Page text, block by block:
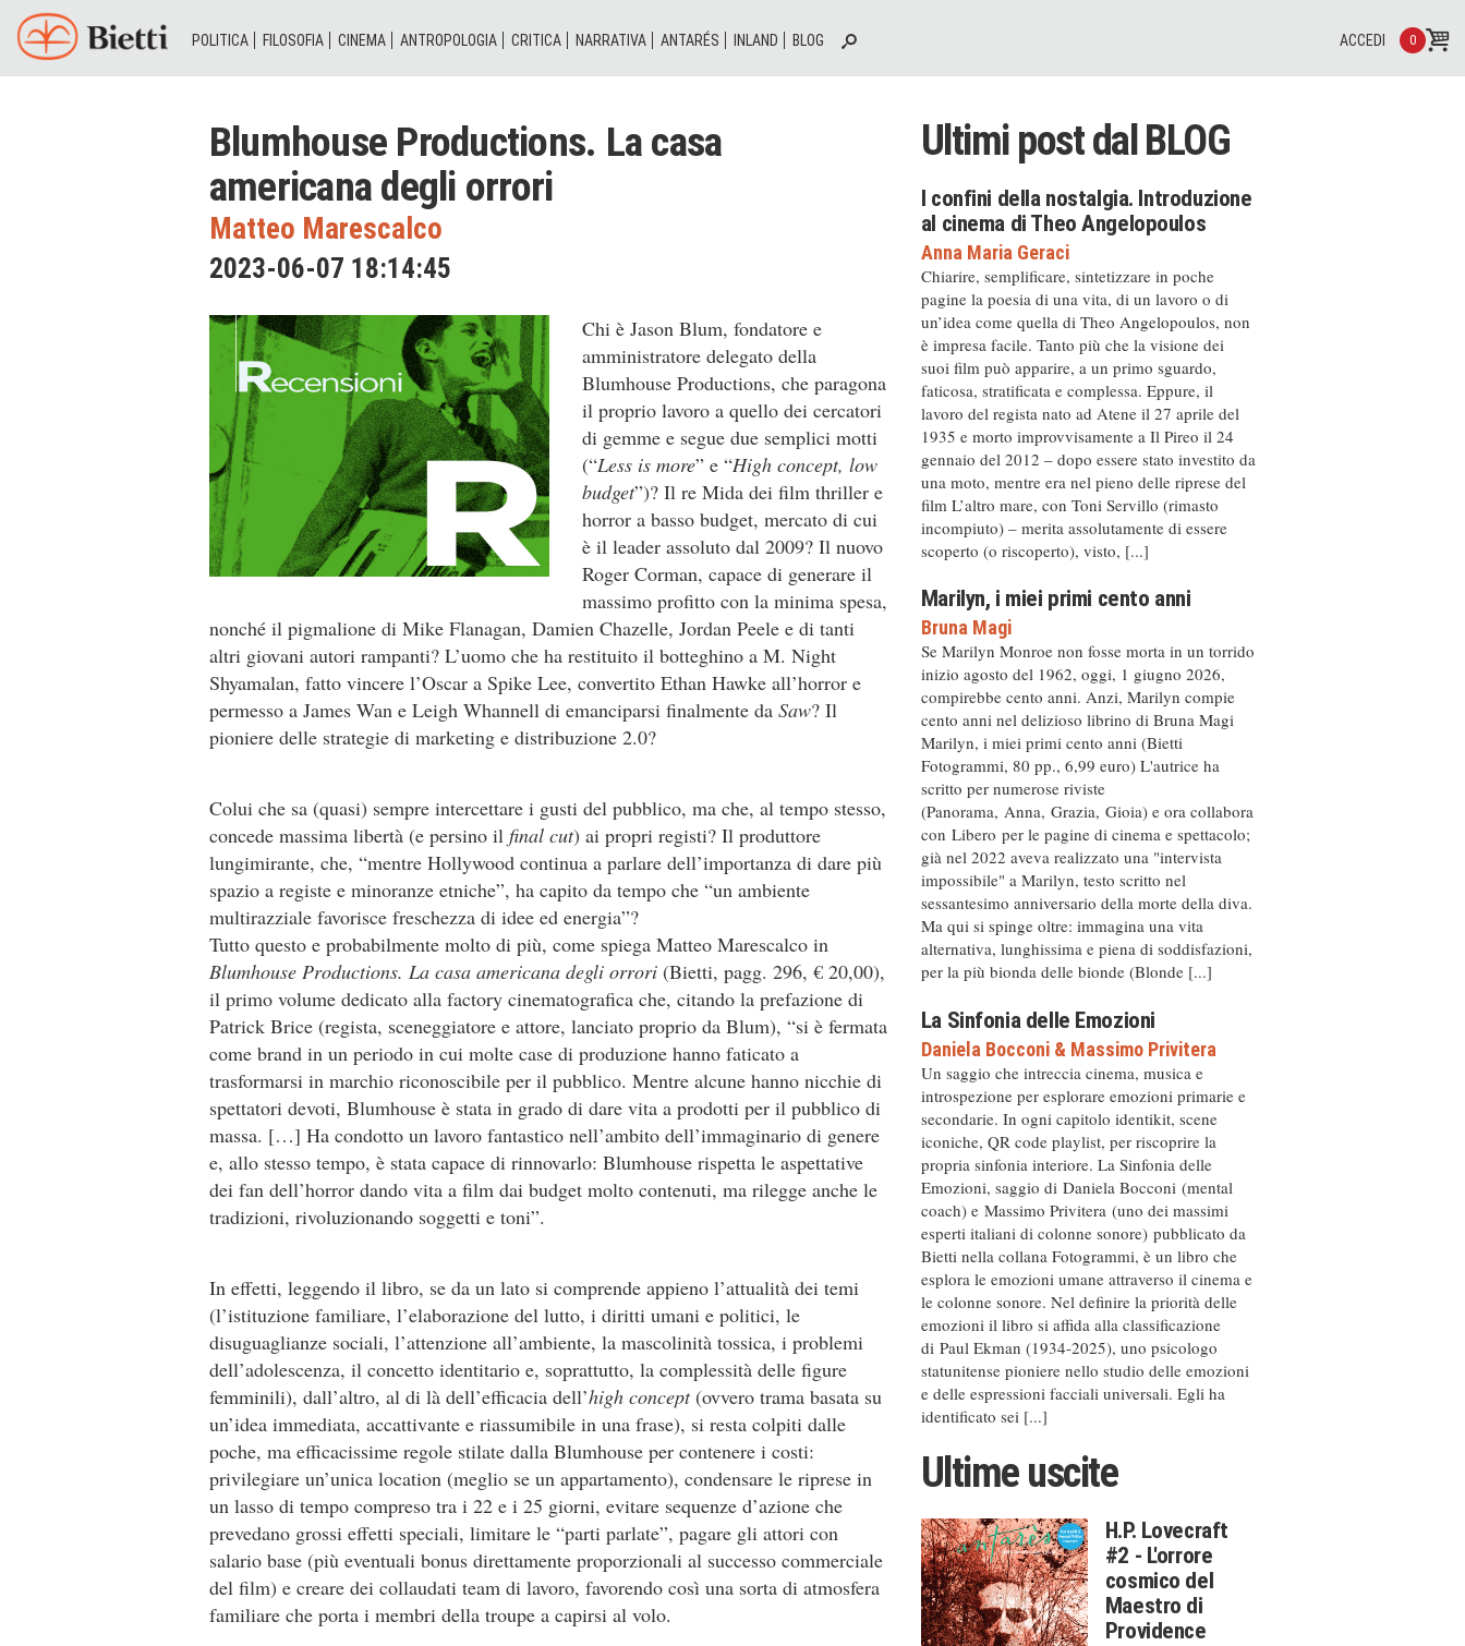
POLITICA FILOSOFIA CINEMA ANTROPOLOGIA CRITICA NARRATIVA ANTARÉS INLAND BLOG 0
ACCEDI
Blumhouse Productions. La casa
americana degli orrori
Matteo Marescalco
2023-06-07 18:14:45
Chi è Jason Blum, fondatore e
amministratore delegato della
Blumhouse Productions, che paragona
il proprio lavoro a quello dei cercatori
di gemme e segue due semplici motti
(“Less is more” e “High concept, low
budget”)? Il re Mida dei film thriller e
horror a basso budget, mercato di cui
è il leader assoluto dal 2009? Il nuovo
Roger Corman, capace di generare il
massimo profitto con la minima spesa,
nonché il pigmalione di Mike Flanagan, Damien Chazelle, Jordan Peele e di tanti
altri giovani autori rampanti? L’uomo che ha restituito il botteghino a M. Night
Shyamalan, fatto vincere l’Oscar a Spike Lee, convertito Ethan Hawke all’horror e
permesso a James Wan e Leigh Whannell di emanciparsi finalmente da Saw? Il
pioniere delle strategie di marketing e distribuzione 2.0?
Colui che sa (quasi) sempre intercettare i gusti del pubblico, ma che, al tempo stesso,
concede massima libertà (e persino il final cut) ai propri registi? Il produttore
lungimirante, che, “mentre Hollywood continua a parlare dell’importanza di dare più
spazio a registe e minoranze etniche”, ha capito da tempo che “un ambiente
multirazziale favorisce freschezza di idee ed energia”?
Tutto questo e probabilmente molto di più, come spiega Matteo Marescalco in
Blumhouse Productions. La casa americana degli orrori (Bietti, pagg. 296, € 20,00),
il primo volume dedicato alla factory cinematografica che, citando la prefazione di
Patrick Brice (regista, sceneggiatore e attore, lanciato proprio da Blum), “si è fermata
come brand in un periodo in cui molte case di produzione hanno faticato a
trasformarsi in marchio riconoscibile per il pubblico. Mentre alcune hanno nicchie di
spettatori devoti, Blumhouse è stata in grado di dare vita a prodotti per il pubblico di
massa. […] Ha condotto un lavoro fantastico nell’ambito dell’immaginario di genere
e, allo stesso tempo, è stata capace di rinnovarlo: Blumhouse rispetta le aspettative
dei fan dell’horror dando vita a film dai budget molto contenuti, ma rilegge anche le
tradizioni, rivoluzionando soggetti e toni”.
In effetti, leggendo il libro, se da un lato si comprende appieno l’attualità dei temi
(l’istituzione familiare, l’elaborazione del lutto, i diritti umani e politici, le
disuguaglianze sociali, l’attenzione all’ambiente, la mascolinità tossica, i problemi
dell’adolescenza, il concetto identitario e, soprattutto, la complessità delle figure
femminili), dall’altro, al di là dell’efficacia dell’high concept(ovvero trama basata su
un’idea immediata, accattivante e riassumibile in una frase), si resta colpiti dalle
poche, ma efficacissime regole stilate dalla Blumhouse per contenere i costi:
privilegiare un’unica location (meglio se un appartamento), condensare le riprese in
un lasso di tempo compreso tra i 22 e i 25 giorni, evitare sequenze d’azione che
prevedano grossi effetti speciali, limitare le “parti parlate”, pagare gli attori con
salario base (più eventuali bonus direttamente proporzionali al successo commerciale
del film) e creare dei collaudati team di lavoro, favorendo così una sorta di atmosfera
familiare che porta i membri della troupe a capirsi al volo.
Ultimi post dal BLOG
I confini della nostalgia. Introduzione
al cinema di Theo Angelopoulos
Anna Maria Geraci
Chiarire, semplificare, sintetizzare in poche
pagine la poesia di una vita, di un lavoro o di
un’idea come quella di Theo Angelopoulos, non
è impresa facile. Tanto più che la visione dei
suoi film può apparire, a un primo sguardo,
faticosa, stratificata e complessa. Eppure, il
lavoro del regista nato ad Atene il 27 aprile del
1935 e morto improvvisamente a Il Pireo il 24
gennaio del 2012 – dopo essere stato investito da
una moto, mentre era nel pieno delle riprese del
film L’altro mare, con Toni Servillo (rimasto
incompiuto) – merita assolutamente di essere
scoperto (o riscoperto), visto, [...]
Marilyn, i miei primi cento anni
Bruna Magi
Se Marilyn Monroe non fosse morta in un torrido
inizio agosto del 1962, oggi, 1 giugno 2026,
compirebbe cento anni. Anzi, Marilyn compie
cento anni nel delizioso librino di Bruna Magi
Marilyn, i miei primi cento anni (Bietti
Fotogrammi, 80 pp., 6,99 euro) L'autrice ha
scritto per numerose riviste
(Panorama, Anna, Grazia, Gioia) e ora collabora
con Libero per le pagine di cinema e spettacolo;
già nel 2022 aveva realizzato una "intervista
impossibile" a Marilyn, testo scritto nel
sessantesimo anniversario della morte della diva.
Ma qui si spinge oltre: immagina una vita
alternativa, lunghissima e piena di soddisfazioni,
per la più bionda delle bionde (Blonde [...]
La Sinfonia delle Emozioni
Daniela Bocconi& Massimo Privitera
Un saggio che intreccia cinema, musica e
introspezione per esplorare emozioni primarie e
secondarie. In ogni capitolo identikit, scene
iconiche, QR code playlist, per riscoprire la
propria sinfonia interiore. La Sinfonia delle
Emozioni, saggio di Daniela Bocconi (mental
coach) e Massimo Privitera (uno dei massimi
esperti italiani di colonne sonore) pubblicato da
Bietti nella collana Fotogrammi, è un libro che
esplora le emozioni umane attraverso il cinema e
le colonne sonore. Nel definire la priorità delle
emozioni il libro si affida alla classificazione
di Paul Ekman (1934-2025), uno psicologo
statunitense pioniere nello studio delle emozioni
e delle espressioni facciali universali. Egli ha
identificato sei [...]
Ultime uscite
H.P. Lovecraft
#2 - L'orrore
cosmico del
Maestro di
Providence